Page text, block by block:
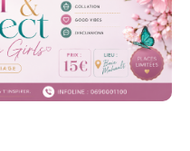
petit espace pour les